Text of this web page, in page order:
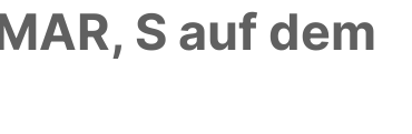
S auf dem